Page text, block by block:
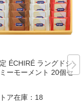
ÉCHIRÉ ラングドシャ
ーモーメント 20個セッ
ア在庫： 18